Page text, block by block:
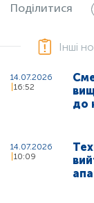
Поділитися
Інші
14.07.2026
16:52
до
14.07.2026
10:09